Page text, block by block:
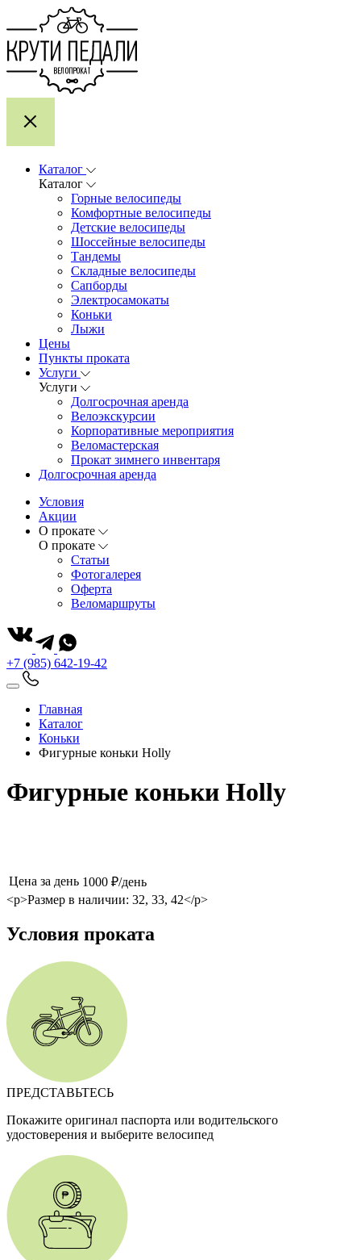
Каталог
Каталог
Горные велосипеды
Комфортные велосипеды
Детские велосипеды
Шоссейные велосипеды
Тандемы
Складные велосипеды
Сапборды
Электросамокаты
Коньки
Лыжи
Цены
Пункты проката
Услуги
Услуги
Долгосрочная аренда
Велоэкскурсии
Корпоративные мероприятия
Веломастерская
Прокат зимнего инвентаря
Долгосрочная аренда
Условия
Акции
О прокате
О прокате
Статьи
Фотогалерея
Оферта
Веломаршруты
+7 (985) 642-19-42
Главная
Каталог
Коньки
Фигурные коньки Holly
Фигурные коньки Holly
Цена за день 1000 ₽/день
<p>Размер в наличии: 32, 33, 42</p>
Условия проката
ПРЕДСТАВЬТЕСЬ
Покажите оригинал паспорта или водительского
удостоверения и выберите велосипед